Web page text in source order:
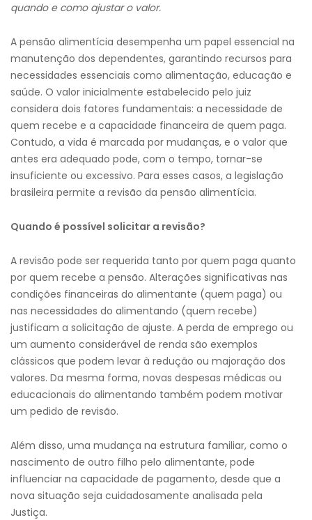
quando e como ajustar o valor.
A pensão alimentícia desempenha um papel essencial na
manutenção dos dependentes, garantindo recursos para
necessidades essenciais como alimentação, educação e
saúde. O valor inicialmente estabelecido pelo juiz
considera dois fatores fundamentais: a necessidade de
quem recebe e a capacidade financeira de quem paga.
Contudo, a vida é marcada por mudanças, e o valor que
antes era adequado pode, com o tempo, tornar-se
insuficiente ou excessivo. Para esses casos, a legislação
brasileira permite a revisão da pensão alimentícia.
Quando é possível solicitar a revisão?
A revisão pode ser requerida tanto por quem paga quanto
por quem recebe a pensão. Alterações significativas nas
condições financeiras do alimentante (quem paga) ou
nas necessidades do alimentando (quem recebe)
justificam a solicitação de ajuste. A perda de emprego ou
um aumento considerável de renda são exemplos
clássicos que podem levar à redução ou majoração dos
valores. Da mesma forma, novas despesas médicas ou
educacionais do alimentando também podem motivar
um pedido de revisão.
Além disso, uma mudança na estrutura familiar, como o
nascimento de outro filho pelo alimentante, pode
influenciar na capacidade de pagamento, desde que a
nova situação seja cuidadosamente analisada pela
Justiça.